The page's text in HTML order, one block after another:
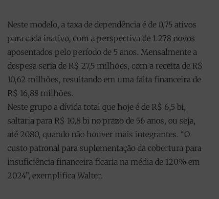
Neste modelo, a taxa de dependência é de 0,75 ativos
para cada inativo, com a perspectiva de 1.278 novos
aposentados pelo período de 5 anos. Mensalmente a
despesa seria de R$ 27,5 milhões, com a receita de R$
10,62 milhões, resultando em uma falta financeira de
R$ 16,88 milhões.
Neste grupo a dívida total que hoje é de R$ 6,5 bi,
saltaria para R$ 10,8 bi no prazo de 56 anos, ou seja,
até 2080, quando não houver mais integrantes. “O
custo patronal para suplementação da cobertura para
insuficiência financeira ficaria na média de 120% em
2024”, exemplifica Walter.